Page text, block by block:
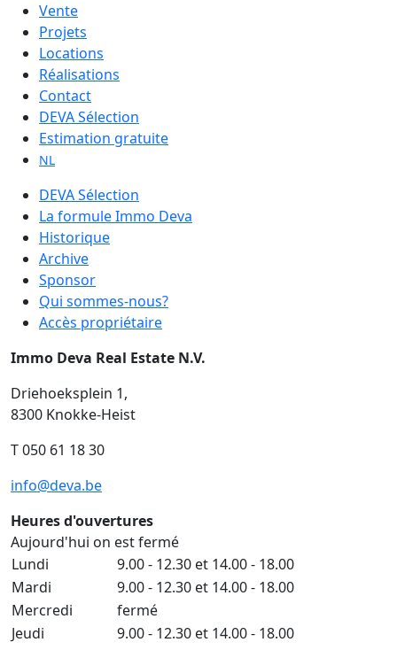
Vente
Projets
Locations
Réalisations
Contact
DEVA Sélection
Estimation gratuite
NL
DEVA Sélection
La formule Immo Deva
Historique
Archive
Sponsor
Qui sommes-nous?
Accès propriétaire
Immo Deva Real Estate N.V.
Driehoeksplein 1,
8300 Knokke-Heist
T 050 61 18 30
info@deva.be
Heures d'ouvertures
Aujourd'hui on est fermé
Lundi
9.00 - 12.30 et 14.00 - 18.00
Mardi
9.00 - 12.30 et 14.00 - 18.00
Mercredi
fermé
Jeudi
9.00 - 12.30 et 14.00 - 18.00